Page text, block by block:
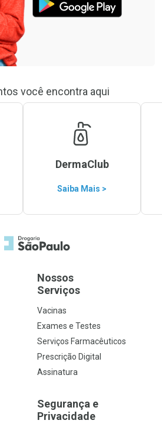
você encontra aqui
DermaClub
Saiba Mais >
a Home
Nossos
Serviços
Vacinas
Exames e Testes
Serviços Farmacêuticos
Prescrição Digital
Assinatura
Segurança e
Privacidade